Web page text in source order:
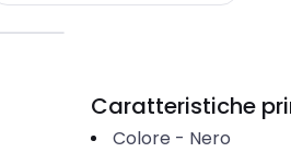
Caratteristiche
Colore - Nero